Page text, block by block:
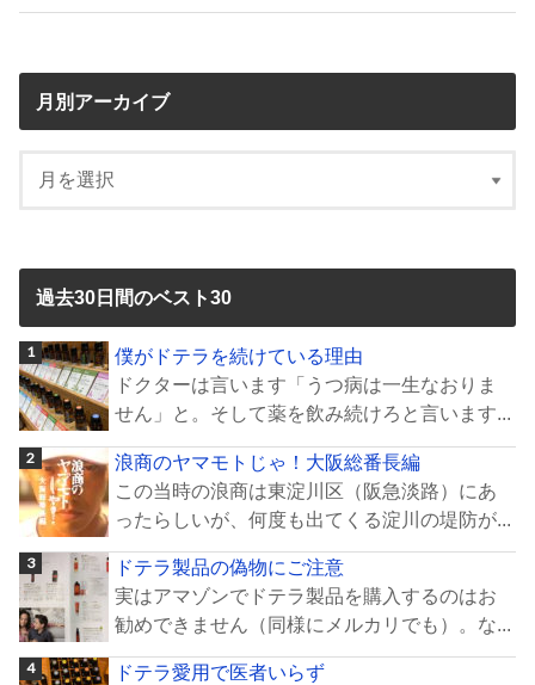
月別アーカイブ
過去30日間のベスト30
僕がドテラを続けている理由
ドクターは言います「うつ病は一生なおりま
せん」と。そして薬を飲み続けろと言います...
浪商のヤマモトじゃ！大阪総番長編
この当時の浪商は東淀川区（阪急淡路）にあ
ったらしいが、何度も出てくる淀川の堤防が...
ドテラ製品の偽物にご注意
実はアマゾンでドテラ製品を購入するのはお
勧めできません（同様にメルカリでも）。な...
ドテラ愛用で医者いらず